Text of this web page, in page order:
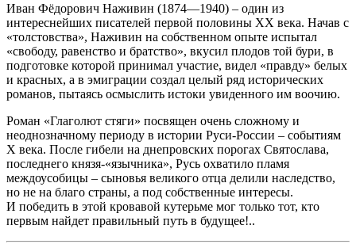
Иван Фёдорович Наживин (1874—1940) – один из
интереснейших писателей первой половины XX века. Начав с
«толстовства», Наживин на собственном опыте испытал
«свободу, равенство и братство», вкусил плодов той бури, в
подготовке которой принимал участие, видел «правду» белых
и красных, а в эмиграции создал целый ряд исторических
романов, пытаясь осмыслить истоки увиденного им воочию.
Роман «Глаголют стяги» посвящен очень сложному и
неоднозначному периоду в истории Руси-России – событиям
X века. После гибели на днепровских порогах Святослава,
последнего князя-«язычника», Русь охватило пламя
междоусобицы – сыновья великого отца делили наследство,
но не на благо страны, а под собственные интересы.
И победить в этой кровавой кутерьме мог только тот, кто
первым найдет правильный путь в будущее!..